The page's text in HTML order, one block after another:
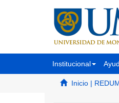
Institucional
Inicio |